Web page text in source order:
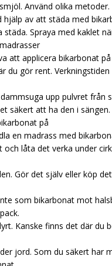
Använd olika
av att städa med
städa. Spraya med kaklet
att applicera bikarbonat
du gör rent.
upp pulvret från
säkert att ha den i
på
en madrass med
låta det verka under
Gör det själv eller köp
som bikarbonat mot
Kanske finns det där du
jord. Som du säkert har